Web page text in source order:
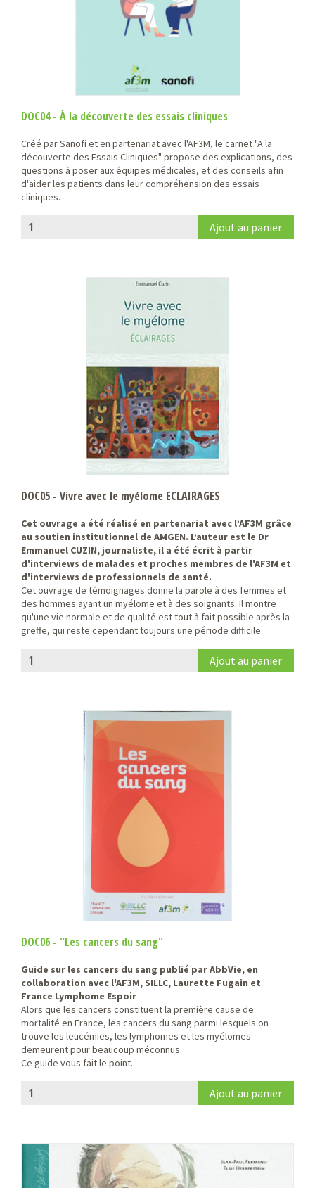
DOC04 - À la découverte des essais cliniques
Créé par Sanofi et en partenariat avec l'AF3M, le carnet "A la
découverte des Essais Cliniques" propose des explications, des
questions à poser aux équipes médicales, et des conseils afin
d'aider les patients dans leur compréhension des essais
cliniques.
DOC05 - Vivre avec le myélome ECLAIRAGES
Cet ouvrage a été réalisé en partenariat avec l’AF3M grâce
au soutien institutionnel de AMGEN. L’auteur est le Dr
Emmanuel CUZIN, journaliste, il a été écrit à partir
d'interviews de malades et proches membres de l'AF3M et
d'interviews de professionnels de santé.
Cet ouvrage de témoignages donne la parole à des femmes et
des hommes ayant un myélome et à des soignants. Il montre
qu'une vie normale et de qualité est tout à fait possible après la
greffe, qui reste cependant toujours une période difficile.
DOC06 - "Les cancers du sang"
Guide sur les cancers du sang publié par AbbVie, en
collaboration avec l'AF3M, SILLC, Laurette Fugain et
France Lymphome Espoir
Alors que les cancers constituent la première cause de
mortalité en France, les cancers du sang parmi lesquels on
trouve les leucémies, les lymphomes et les myélomes
demeurent pour beaucoup méconnus.
Ce guide vous fait le point.